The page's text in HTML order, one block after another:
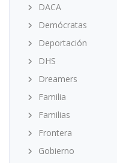
DACA
Demócratas
Deportación
DHS
Dreamers
Familia
Familias
Frontera
Gobierno